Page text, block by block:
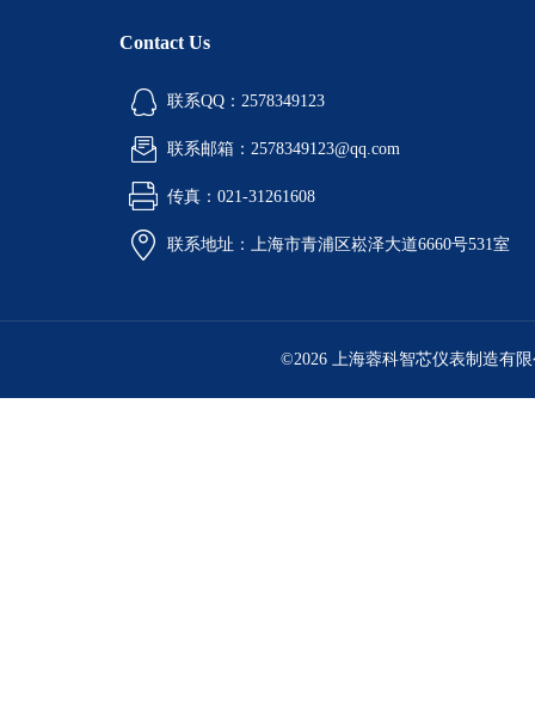
Contact Us
联系QQ：2578349123
联系邮箱：2578349123@qq.com
传真：021-31261608
联系地址：上海市青浦区崧泽大道6660号531室
©2026 上海蓉科智芯仪表制造有